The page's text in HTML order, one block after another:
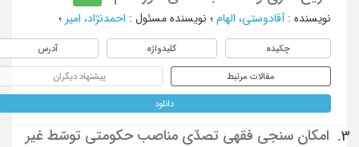
نویسنده: آقادوستی، الهام؛ نویسنده مسئول : احمدنژاد، امیر؛
چکیده کلیدواژه آدرس
مقالات مرتبط پیشنهاد دیگران
دانلود
3.
امکان سنجی فقهی تصدّی مناصب حکومتی توسّط غیر